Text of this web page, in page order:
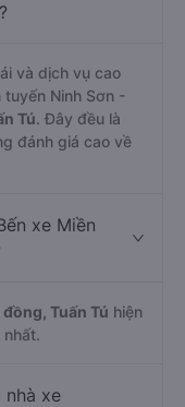
và dịch vụ cao
Ninh Sơn -
Tú. Đây đều là
đánh giá cao về
xe Miền
đồng, Tuấn Tú hiện
nhất.
nhà xe